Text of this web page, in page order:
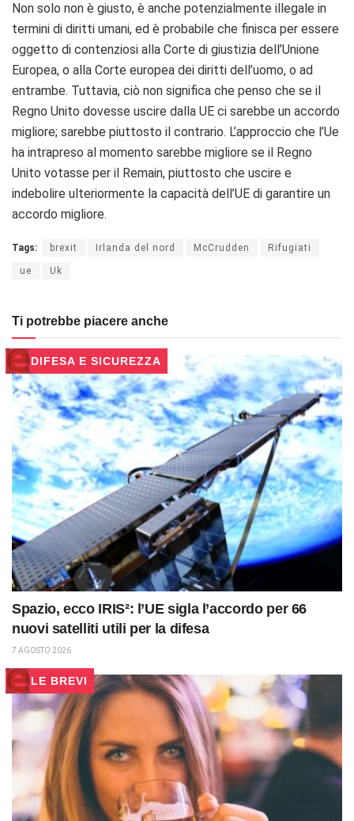
Non solo non è giusto, è anche potenzialmente illegale in
termini di diritti umani, ed è probabile che finisca per essere
oggetto di contenziosi alla Corte di giustizia dell’Unione
Europea, o alla Corte europea dei diritti dell’uomo, o ad
entrambe. Tuttavia, ciò non significa che penso che se il
Regno Unito dovesse uscire dalla UE ci sarebbe un accordo
migliore; sarebbe piuttosto il contrario. L’approccio che l’Ue
ha intrapreso al momento sarebbe migliore se il Regno
Unito votasse per il Remain, piuttosto che uscire e
indebolire ulteriormente la capacità dell’UE di garantire un
accordo migliore.
Tags: brexit Irlanda del nord McCrudden Rifugiati
ue Uk
Ti potrebbe piacere anche
DIFESA E SICUREZZA
Spazio, ecco IRIS²: l’UE sigla l’accordo per 66
nuovi satelliti utili per la difesa
7 AGOSTO 2026
LE BREVI